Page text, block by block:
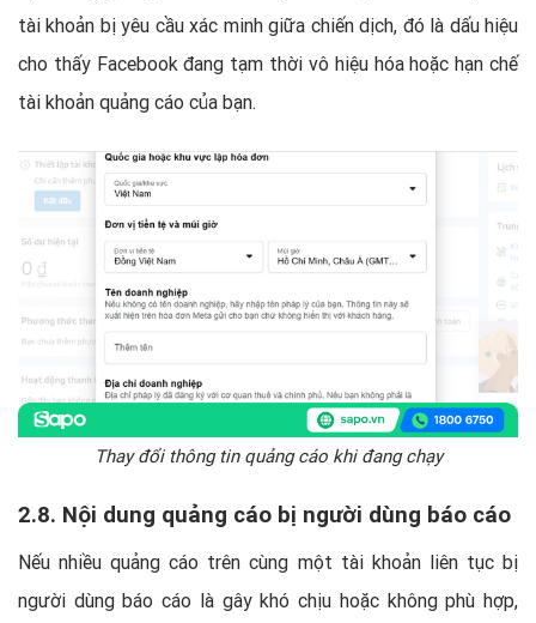
tài khoản bị yêu cầu xác minh giữa chiến dịch, đó là dấu hiệu
cho thấy Facebook đang tạm thời vô hiệu hóa hoặc hạn chế
tài khoản quảng cáo của bạn.
Thay đổi thông tin quảng cáo khi đang chạy
2.8. Nội dung quảng cáo bị người dùng báo cáo
Nếu nhiều quảng cáo trên cùng một tài khoản liên tục bị
người dùng báo cáo là gây khó chịu hoặc không phù hợp,